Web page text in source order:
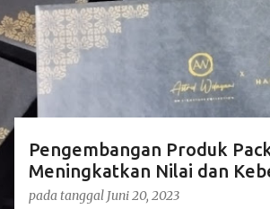
t
i
n
n
Pengembangan Produk
Meningkatkan Nilai dan
pada tanggal Juni 20, 2023